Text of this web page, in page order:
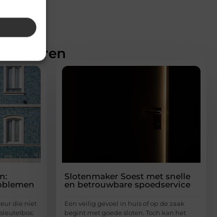
die niet
Slotenmaker Soest met snelle
en betrouwbare spoedservice
Een veilig gevoel in huis of op de zaak
begint met goede sloten. Toch kan het